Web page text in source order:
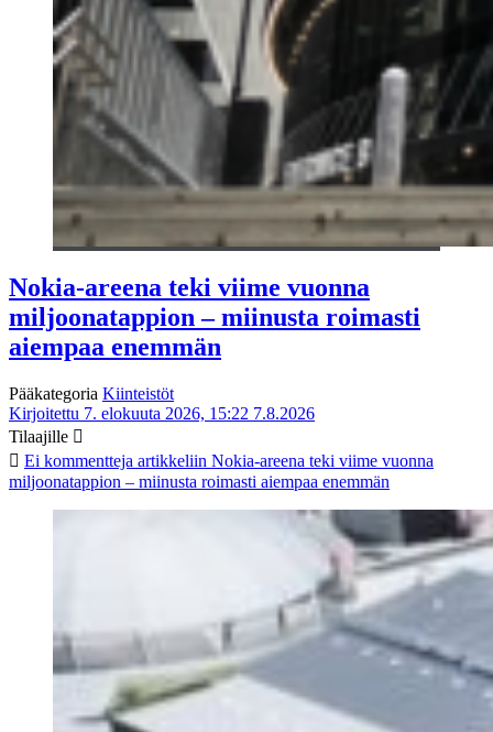
Nokia-areena teki viime vuonna
miljoonatappion – miinusta roimasti
aiempaa enemmän
Pääkategoria Kiinteistöt
Kirjoitettu 7. elokuuta 2026, 15:22 7.8.2026
Tilaajille
Ei kommentteja artikkeliin Nokia-areena teki viime vuonna
miljoonatappion – miinusta roimasti aiempaa enemmän